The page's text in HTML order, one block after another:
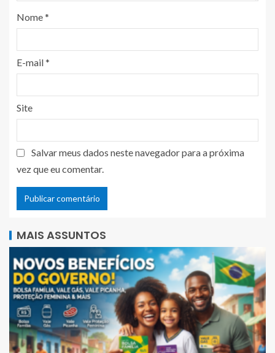
Nome*
E-mail*
Site
Salvar meus dados neste navegador para a próxima
vez que eu comentar.
MAIS ASSUNTOS